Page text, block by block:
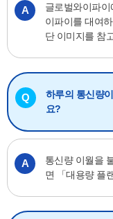
A
글로벌와이파
이파이를 대여
단 이미지를 참
Q
하루의 통신량
요?
A 통신량 이월을
면 「대용량 플